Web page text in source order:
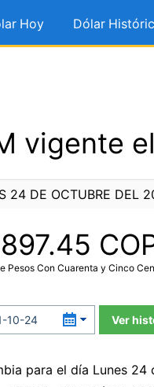
Hoy Dólar
vigente
24 DE OCTUBRE DEL
Pesos Con Cuarenta y Cinco
Ver
para el día Lunes 24